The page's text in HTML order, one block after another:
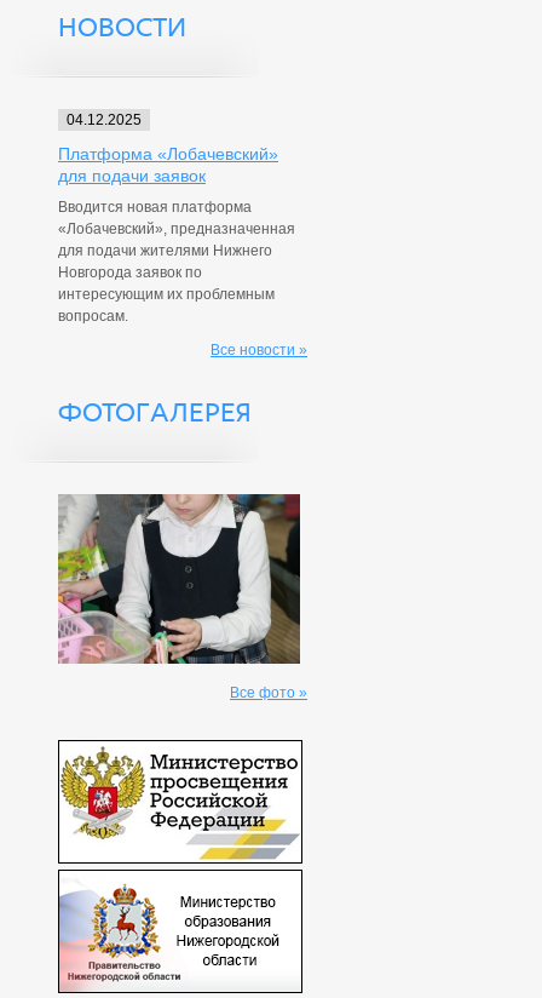
НОВОСТИ
04.12.2025
Платформа «Лобачевский»
для подачи заявок
Вводится новая платформа
«Лобачевский», предназначенная
для подачи жителями Нижнего
Новгорода заявок по
интересующим их проблемным
вопросам.
Все новости »
ФОТОГАЛЕРЕЯ
Все фото »